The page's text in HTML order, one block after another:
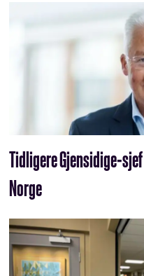
Tidligere Gjensidige-
Norge